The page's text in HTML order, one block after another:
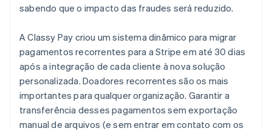
sabendo que o impacto das fraudes será reduzido.
A Classy Pay criou um sistema dinâmico para migrar
pagamentos recorrentes para a Stripe em até 30 dias
após a integração de cada cliente à nova solução
personalizada. Doadores recorrentes são os mais
importantes para qualquer organização. Garantir a
transferência desses pagamentos sem exportação
manual de arquivos (e sem entrar em contato com os